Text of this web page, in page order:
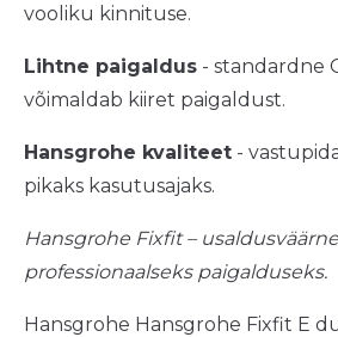
vooliku kinnituse.
Lihtne paigaldus - standardne
võimaldab kiiret paigaldust.
Hansgrohe kvaliteet -
pikaks kasutusajaks.
Hansgrohe Fixfit –
professionaalseks paigalduseks.
Hansgrohe Hansgrohe Fixfit E